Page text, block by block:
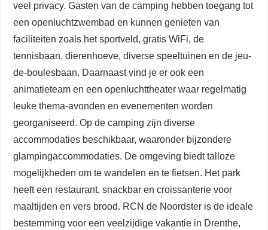
veel privacy. Gasten van de camping hebben toegang tot
een openluchtzwembad en kunnen genieten van
faciliteiten zoals het sportveld, gratis WiFi, de
tennisbaan, dierenhoeve, diverse speeltuinen en de jeu-
de-boulesbaan. Daarnaast vind je er ook een
animatieteam en een openluchttheater waar regelmatig
leuke thema-avonden en evenementen worden
georganiseerd. Op de camping zijn diverse
accommodaties beschikbaar, waaronder bijzondere
glampingaccommodaties. De omgeving biedt talloze
mogelijkheden om te wandelen en te fietsen. Het park
heeft een restaurant, snackbar en croissanterie voor
maaltijden en vers brood. RCN de Noordster is de ideale
bestemming voor een veelzijdige vakantie in Drenthe,